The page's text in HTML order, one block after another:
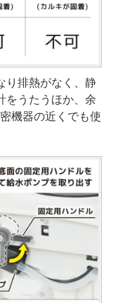
り排熱がなく、静
をうたうほか、余
機器の近くでも使